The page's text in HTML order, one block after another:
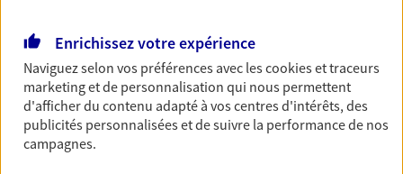
Multirisque Entreprise
Gagnez en simplicité et en sérénité avec votre
assurance multirisque entreprise. Un contrat
unique pour protéger vos locaux, matériels pro,
Enrichissez votre expérience
Naviguez selon vos préférences avec lescookies et traceurs
marketing et de personnalisation qui nous permettent
d'afficher du contenu adapté à vos centres d'intérêts, des
publicités personnalisées et de suivre la performance de nos
campagnes.